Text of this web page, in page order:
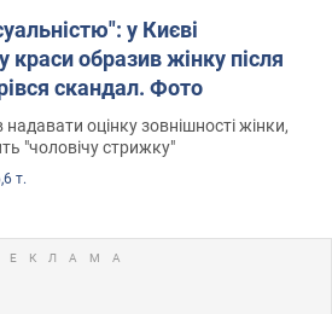
у Києві
краси образив жінку після
скандал. Фото
оцінку зовнішності жінки,
"чоловічу стрижку"
т.